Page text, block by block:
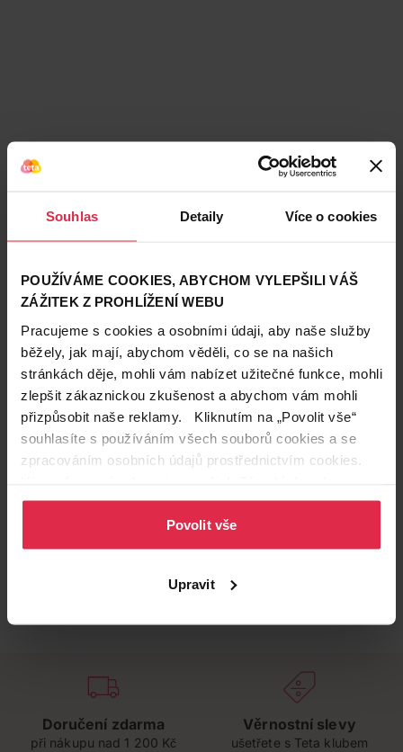
Souhlas Detaily Více o cookies
POUŽÍVÁME COOKIES, ABYCHOM VYLEPŠILI VÁŠ
ZÁŽITEK Z PROHLÍŽENÍ WEBU
Pracujeme s cookies a osobními údaji, aby naše služby
běžely, jak mají, abychom věděli, co se na našich
stránkách děje, mohli vám nabízet užitečné funkce, mohli
zlepšit zákaznickou zkušenost a abychom vám mohli
přizpůsobit naše reklamy. Kliknutím na „Povolit vše“
souhlasíte s používáním všech souborů cookies a se
zpracováním osobních údajů prostřednictvím cookies.
osobních údajů.
Povolit vše
Upravit
Podobné produkty
Doručení zdarma
při nákupu nad 1 200 Kč
Věrnostní slevy
ušetřete s Teta klubem